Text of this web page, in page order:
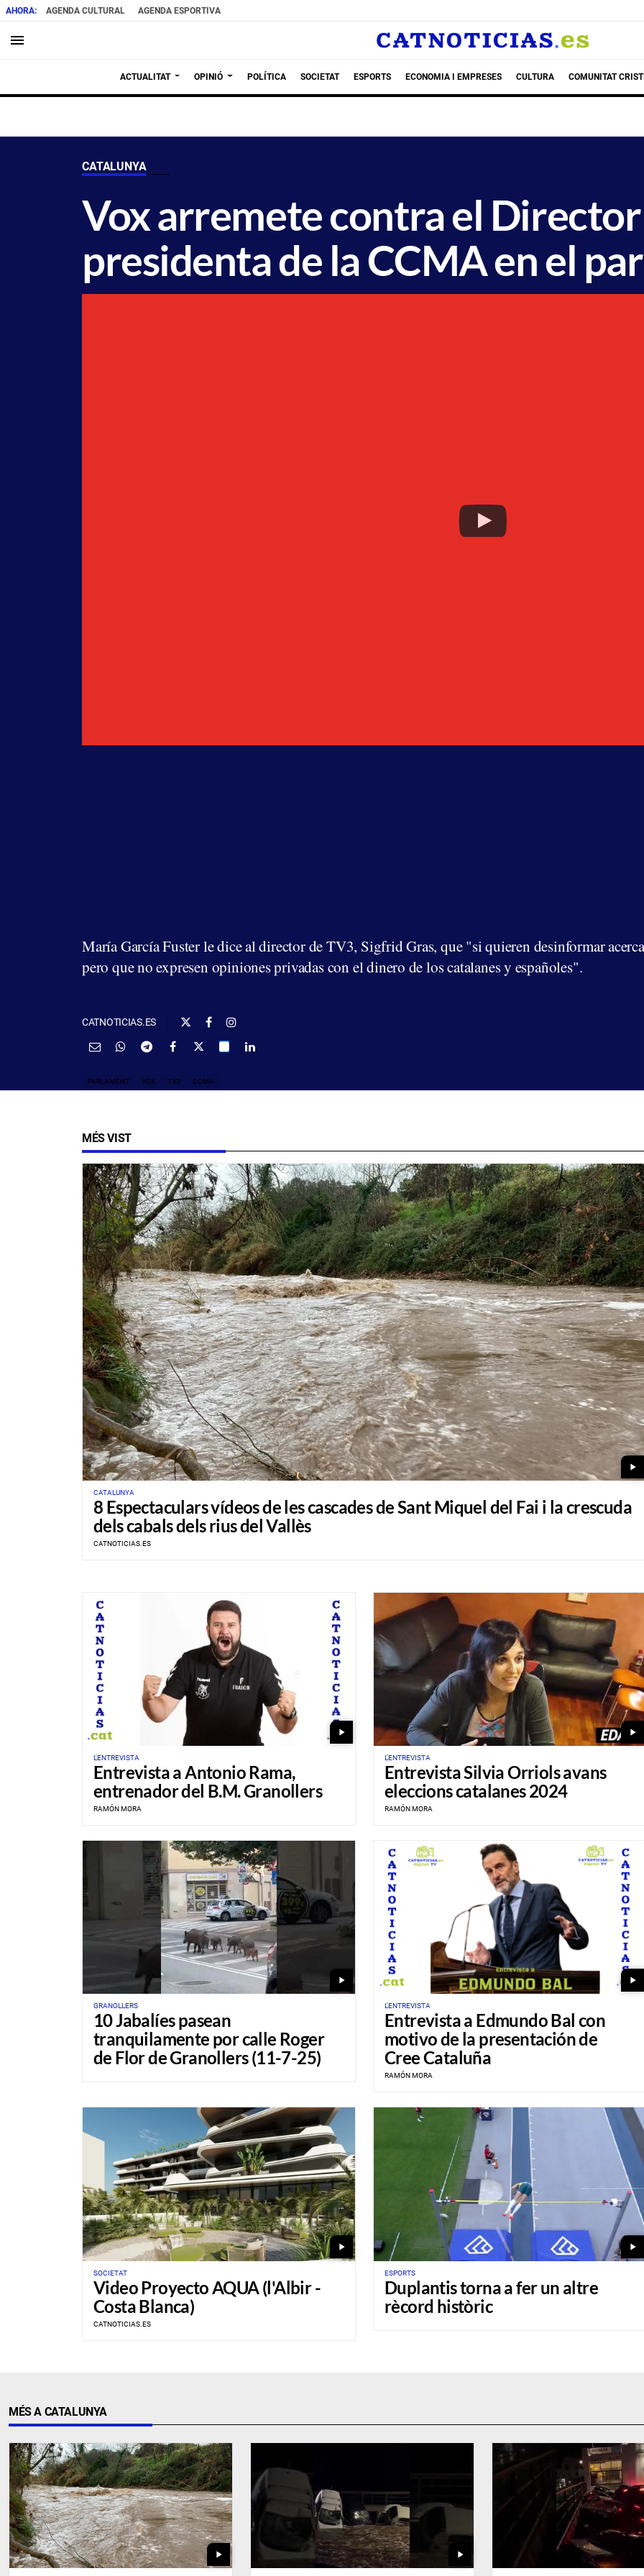
AGENDA CULTURAL AGENDA ESPORTIVA
menu
ACTUALITAT OPINIÓ POLÍTICA SOCIETAT ESPORTS ECONOMIA I EMPRESES CULTURA COMUNITAT
CATALUNYA
Vox arremete contra el
presidenta de la CCMA en el
María García Fuster le dice al director de TV3, Sigfrid Gras, que "si quieren desinformar
pero que no expresen opiniones privadas con el dinero de los catalanes y españoles".
CATNOTICIAS.ES
PARLAMENT VOX TV3 CCMA
MÉS VIST
play_arrow
CATALUNYA
8 Espectaculars vídeos de les cascades de Sant Miquel del Fai i la crescuda
dels cabals dels rius del Vallès
CATNOTICIAS.ES
play_arrow
L'ENTREVISTA
Entrevista a Antonio Rama,
entrenador del B.M. Granollers
RAMÓN MORA
play_arrow
L'ENTREVISTA
Entrevista Silvia Orriols avans
eleccions catalanes 2024
RAMÓN MORA
play_arrow
GRANOLLERS
10 Jabalíes pasean
tranquilamente por calle Roger
de Flor de Granollers (11-7-25)
play_arrow
L'ENTREVISTA
Entrevista a Edmundo Bal con
motivo de la presentación de
Cree Cataluña
RAMÓN MORA
play_arrow
SOCIETAT
Video Proyecto AQUA (l'Albir -
Costa Blanca)
CATNOTICIAS.ES
play_arrow
ESPORTS
Duplantis torna a fer un altre
rècord històric
MÉS A CATALUNYA
play_arrow play_arrow